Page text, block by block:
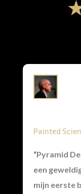
Painted
“Pyramid
een
mijn eerste